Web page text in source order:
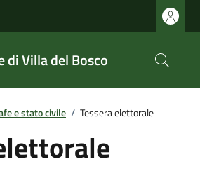
di Villa del Bosco
e stato civile / Tessera elettorale